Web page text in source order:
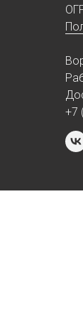
+7